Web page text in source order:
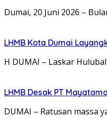
Dumai, 20 Juni 2026 –
LHMB Kota Dumai
H DUMAI – Laskar
LHMB Desak PT
DUMAI – Ratusan massa